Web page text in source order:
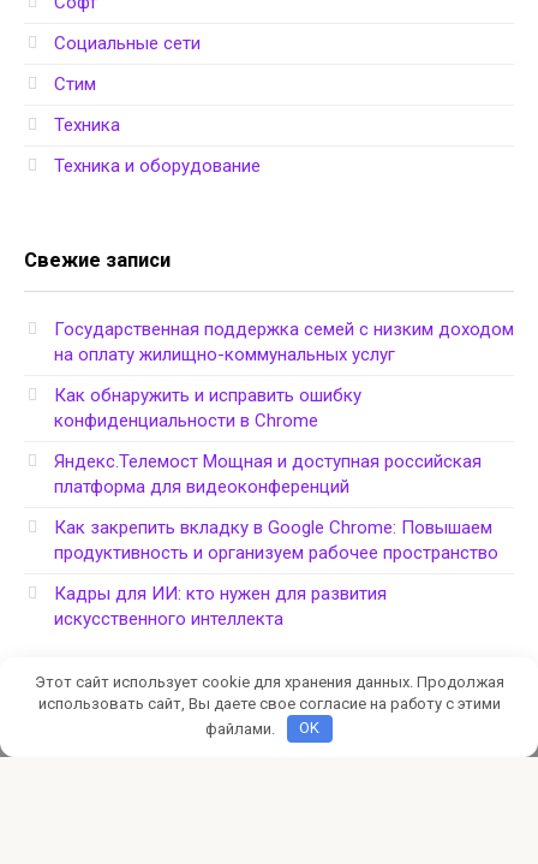
Социальные сети
Стим
Техника
Техника и оборудование
Свежие записи
Государственная поддержка семей с низким доходом
на оплату жилищно-коммунальных услуг
Как обнаружить и исправить ошибку
конфиденциальности в Chrome
Яндекс.Телемост Мощная и доступная российская
платформа для видеоконференций
Как закрепить вкладку в Google Chrome: Повышаем
продуктивность и организуем рабочее пространство
Кадры для ИИ: кто нужен для развития
искусственного интеллекта
Этот сайт использует cookie для хранения данных. Продолжая
использовать сайт, Вы даете свое согласие на работу с этими
файлами.
OK